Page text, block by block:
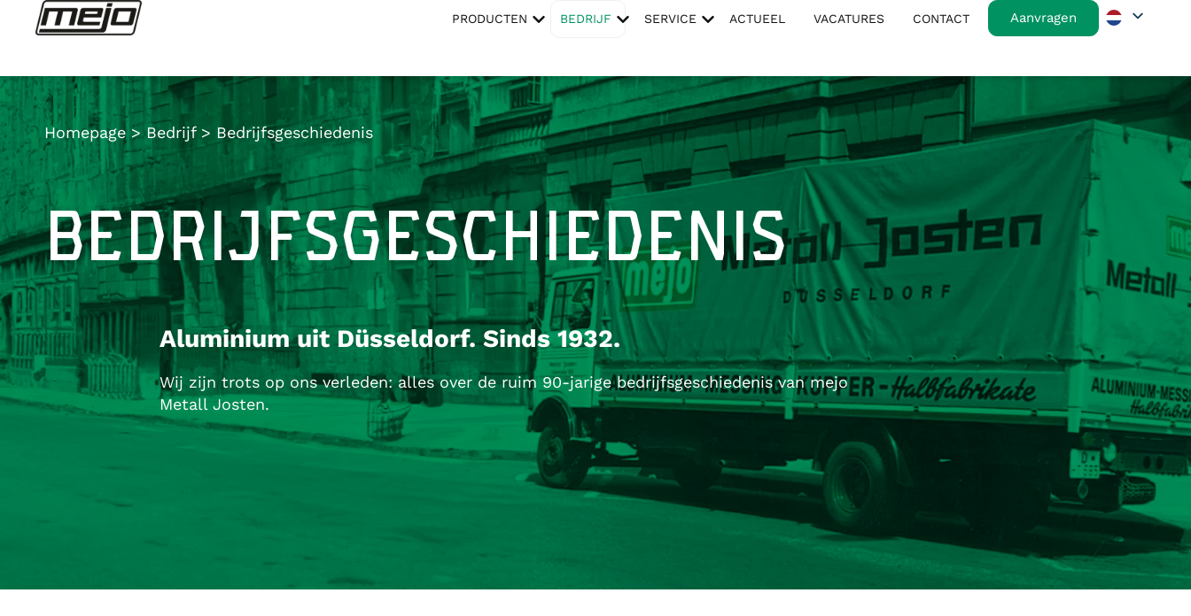
PRODUCTEN BEDRIJF SERVICE ACTUEEL VACATURES CONTACT Aanvragen
Homepage >Bedrijf> Bedrijfsgeschiedenis
BEDRIJFSGESCHIEDENIS
Aluminium uit Düsseldorf. Sinds 1932.
Wij zijn trots op ons verleden: alles over de ruim 90-jarige bedrijfsgeschiedenis van mejo
Metall Josten.